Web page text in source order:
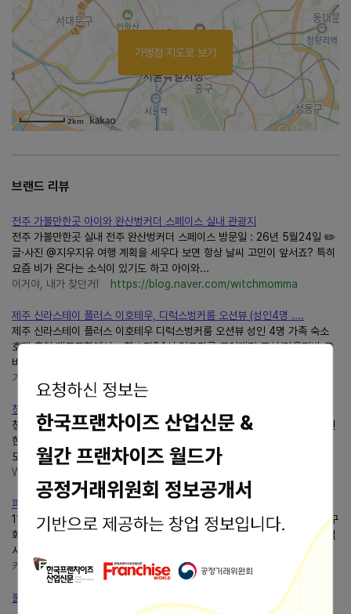
2km
가맹점 지도로 보기
브랜드 리뷰
전주 가볼만한곳 아이와 완산벙커더 스페이스 실내 관광지
전주 가볼만한곳 실내 전주 완산벙커더 스페이스 방문일 : 26년 5월24일 ✏️
글·사진 @지우지유 여행 계획을 세우다 보면 항상 날씨 고민이 앞서죠? 특히
요즘 비가 온다는 소식이 있기도 하고 아이와...
이거야, 내가 찾던거!
https://blog.naver.com/witchmomma
제주 신라스테이 플러스 이호테우, 디럭스벙커룸 오션뷰 (성인4명 ....
제주 신라스테이 플러스 이호테우 디럭스벙커룸 오션뷰 성인 4명 가족 숙소
호텔 추천 제주공항에서... 헬스장24시 런드리룸 무인매점 조식/라운지바 로
비에 꾸며진 중정 바다를 바라보며 수영할 수 있었던...
기록하는 블로그
청주 시내 당산 생각의벙커,전시와 체험 즐기기 좋은 곳
청주 당산벙커가 2024년에 개방이 되었다는데...... 이제야 보았네요.... 시원
한벙커는 더운 여름 실내에서 즐기기 좋은 장소이기도 하고요.... 성안길에서
도청으로벙커를 지나 충북문화관과 향교까지...
Wish
파인뷰 서비스센터, 대리점 위치, 전화번호
111-24번지, 딜리페스타) 파인뷰 등촌점 010-****-**** 서울특별시 강서구
화곡로61길 108(등촌동... 네비24)파인뷰 용두점 02-953-7772 서울특별
시 동대문구 무학로 158 (용두동130-16,아우토 메이드)...
카롤의 블로그
https://finkorea.tistory.com/
불기2562-08-24_불설천수천안관세음보살광대원만무애대비심다라니경